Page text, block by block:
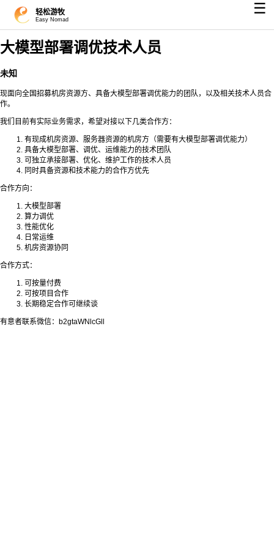
轻松游牧
Easy Nomad
☰
大模型部署调优技术人员
未知
现面向全国招募机房资源方、具备大模型部署调优能力的团队，以及相关技术人员合
作。
我们目前有实际业务需求，希望对接以下几类合作方：
有现成机房资源、服务器资源的机房方（需要有大模型部署调优能力）
具备大模型部署、调优、运维能力的技术团队
可独立承接部署、优化、维护工作的技术人员
同时具备资源和技术能力的合作方优先
合作方向：
大模型部署
算力调优
性能优化
日常运维
机房资源协同
合作方式：
可按量付费
可按项目合作
长期稳定合作可继续谈
有意者联系微信：b2gtaWNlcGll